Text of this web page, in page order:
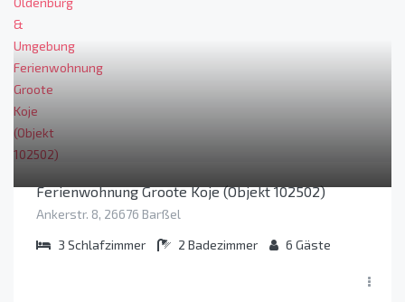
Ferienwohnung Groote Koje (Objekt 102502)
Ankerstr. 8, 26676 Barßel
3 Schlafzimmer 2 Badezimmer 6 Gäste